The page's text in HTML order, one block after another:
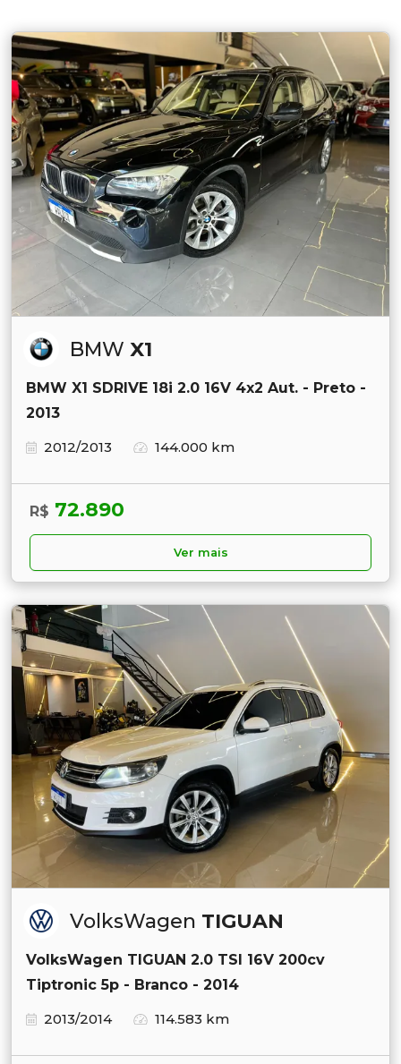
BMW X1
BMW X1 SDRIVE 18i 2.0 16V 4x2 Aut. - Preto -
2013
2012/2013
144.000 km
R$ 72.890
Ver mais
VolksWagen TIGUAN
VolksWagen TIGUAN 2.0 TSI 16V 200cv
Tiptronic 5p - Branco - 2014
2013/2014
114.583 km